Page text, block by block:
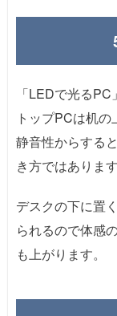
「LEDで光る
トップPCは机の
静音性からする
き方ではあります
デスクの下に置
られるので体感
も上がります。